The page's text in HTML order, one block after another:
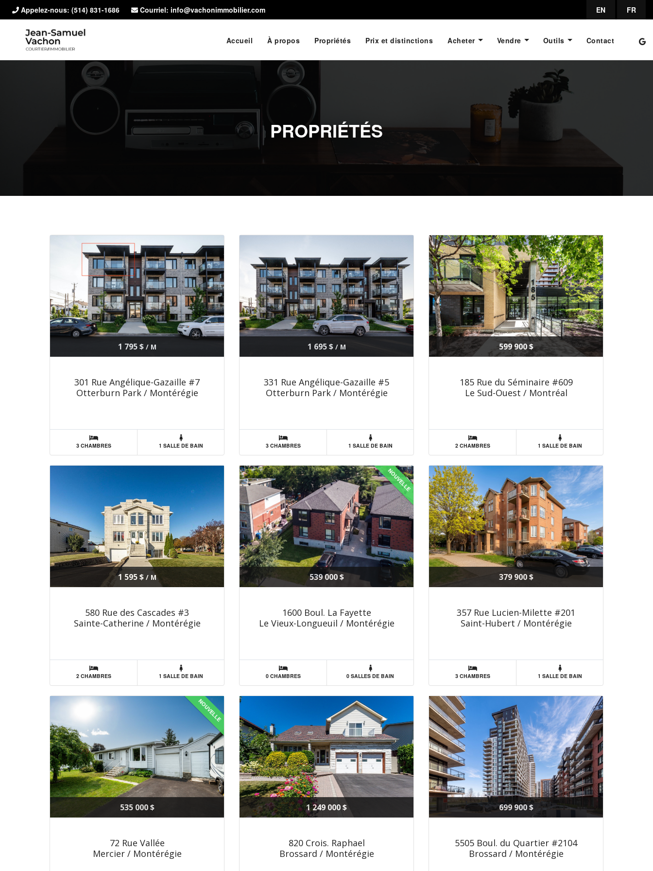
Appelez-nous: (514) 831-1686 Courriel: info@vachonimmobilier.com EN FR
Accueil À propos Propriétés Prix et distinctions Acheter Vendre Outils Contact
PROPRIÉTÉS
1 795 $/ M
301 Rue Angélique-Gazaille #7
Otterburn Park / Montérégie
3 CHAMBRES 1 SALLE DE BAIN
1 695 $/ M
331 Rue Angélique-Gazaille #5
Otterburn Park / Montérégie
3 CHAMBRES 1 SALLE DE BAIN
599 900 $
185 Rue du Séminaire #609
Le Sud-Ouest / Montréal
2 CHAMBRES 1 SALLE DE BAIN
1 595 $/ M
580 Rue des Cascades #3
Sainte-Catherine / Montérégie
2 CHAMBRES 1 SALLE DE BAIN
NOUVELLE
539 000 $
1600 Boul. La Fayette
Le Vieux-Longueuil / Montérégie
0 CHAMBRES 0 SALLES DE BAIN
379 900 $
357 Rue Lucien-Milette #201
Saint-Hubert / Montérégie
3 CHAMBRES 1 SALLE DE BAIN
NOUVELLE
535 000 $
72 Rue Vallée
Mercier / Montérégie
1 249 000 $
820 Crois. Raphael
Brossard / Montérégie
699 900 $
5505 Boul. du Quartier #2104
Brossard / Montérégie